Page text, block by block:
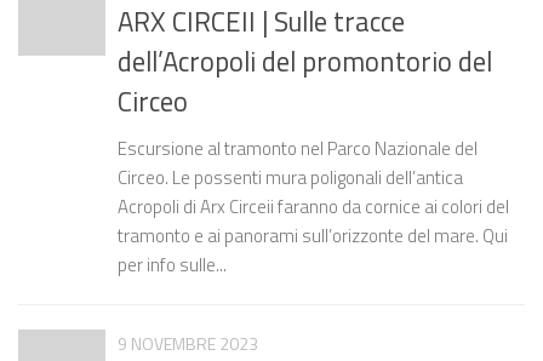
ARX CIRCEII | Sulle tracce
dell’Acropoli del promontorio del
Circeo
Escursione al tramonto nel Parco Nazionale del
Circeo. Le possenti mura poligonali dell’antica
Acropoli di Arx Circeii faranno da cornice ai colori del
tramonto e ai panorami sull’orizzonte del mare. Qui
per info sulle...
9 NOVEMBRE 2023